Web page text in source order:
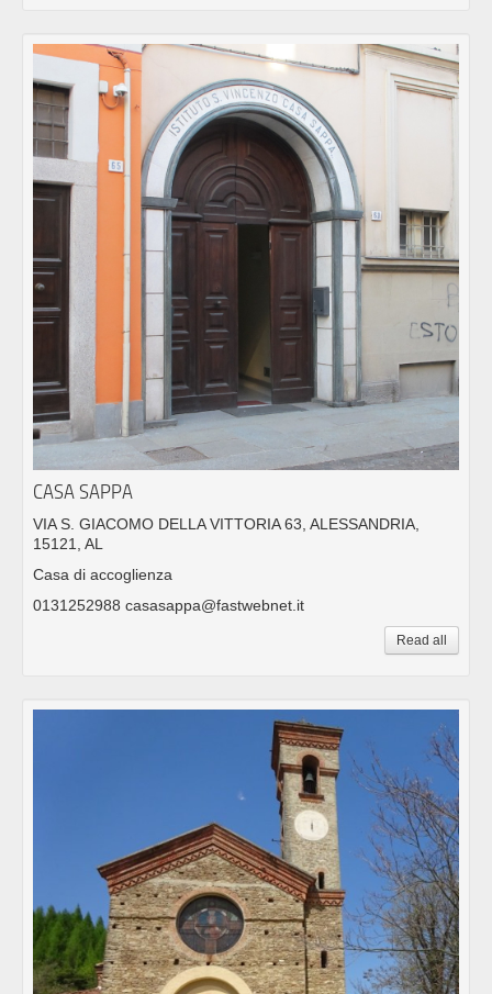
CASA SAPPA
VIA S. GIACOMO DELLA VITTORIA 63, ALESSANDRIA,
15121, AL
Casa di accoglienza
0131252988 casasappa@fastwebnet.it
Read all